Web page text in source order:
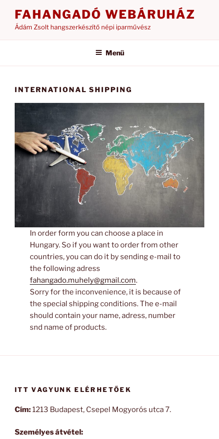
FAHANGADÓ WEBÁRUHÁZ
Ádám Zsolt hangszerkészítő népi iparművész
Menü
INTERNATIONAL SHIPPING
In order form you can choose a place in
Hungary. So if you want to order from other
countries, you can do it by sending e-mail to
the following adress
fahangado.muhely@gmail.com.
Sorry for the inconvenience, it is because of
the special shipping conditions. The e-mail
should contain your name, adress, number
snd name of products.
ITT VAGYUNK ELÉRHETŐEK
Cím:1213 Budapest, Csepel Mogyorós utca 7.
Személyes átvétel: